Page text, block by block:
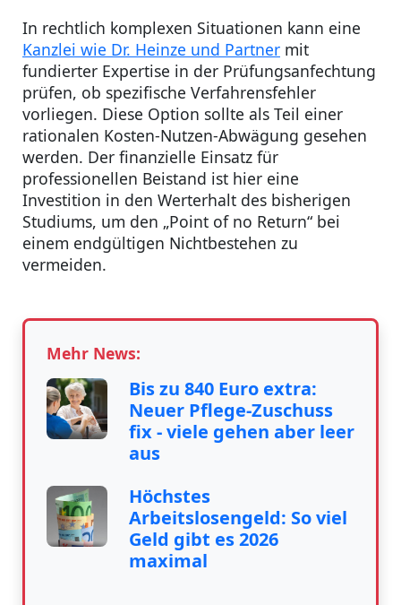
In rechtlich komplexen Situationen kann eine
Kanzlei wie Dr. Heinze und Partner mit
fundierter Expertise in der Prüfungsanfechtung
prüfen, ob spezifische Verfahrensfehler
vorliegen. Diese Option sollte als Teil einer
rationalen Kosten-Nutzen-Abwägung gesehen
werden. Der finanzielle Einsatz für
professionellen Beistand ist hier eine
Investition in den Werterhalt des bisherigen
Studiums, um den „Point of no Return“ bei
einem endgültigen Nichtbestehen zu
vermeiden.
Mehr News:
Bis zu 840 Euro extra:
Neuer Pflege-Zuschuss
fix - viele gehen aber leer
aus
Höchstes
Arbeitslosengeld: So viel
Geld gibt es 2026
maximal